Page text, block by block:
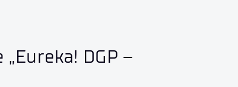
DGP –